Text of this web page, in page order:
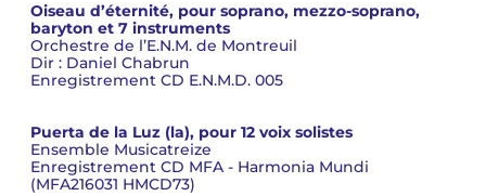
Oiseau d’éternité, pour soprano, mezzo-soprano,
baryton et 7 instruments
Orchestre de l’E.N.M. de Montreuil
Dir : Daniel Chabrun
Enregistrement CD E.N.M.D. 005
Puerta de la Luz (la), pour 12 voix solistes
Ensemble Musicatreize
Enregistrement CD MFA - Harmonia Mundi
(MFA216031 HMCD73)